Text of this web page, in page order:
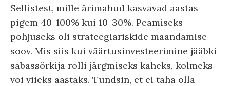
Sellistest, mille ärimahud kasvavad aastas
pigem 40-100% kui 10-30%. Peamiseks
põhjuseks oli strateegiariskide maandamise
soov. Mis siis kui väärtusinvesteerimine jääbki
sabassörkija rolli järgmiseks kaheks, kolmeks
või viieks aastaks. Tundsin, et ei taha olla